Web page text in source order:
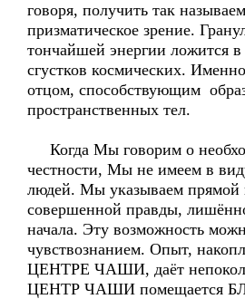
говоря, получить так
призматическое зрение.
тончайшей энергии ложится в
сгустков космических.
отцом, способствующим
пространственных тел.
Когда Мы говорим о
честности, Мы не имеем в
людей. Мы указываем прямой
совершенной правды,
начала. Эту возможность
чувствознанием. Опыт,
ЦЕНТРЕ ЧАШИ, даёт
ЦЕНТР ЧАШИ помещается